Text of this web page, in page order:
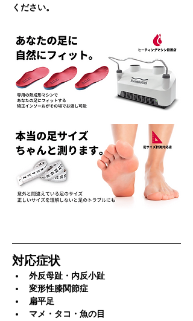
ください。
対応症状
外反母趾・内反小趾
変形性膝関節症
扁平足
マメ・タコ・魚の目